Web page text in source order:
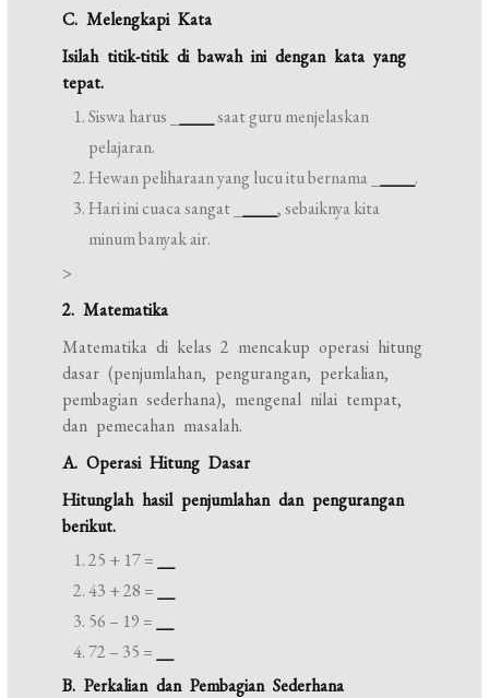
C. Melengkapi Kata
Isilah titik-titik di bawah ini dengan kata yang
tepat.
Siswa harus _
saat guru menjelaskan
pelajaran.
Hewan peliharaan yang lucu itu bernama _
.
Hari ini cuaca sangat _
____, sebaiknya kita
minum banyak air.
>
2. Matematika
Matematika di kelas 2 mencakup operasi hitung
dasar (penjumlahan, pengurangan, perkalian,
pembagian sederhana), mengenal nilai tempat,
dan pemecahan masalah.
A. Operasi Hitung Dasar
Hitunglah hasil penjumlahan dan pengurangan
berikut.
25 + 17 =
43 + 28 =
56 – 19 =
72 – 35 =
B. Perkalian dan Pembagian Sederhana